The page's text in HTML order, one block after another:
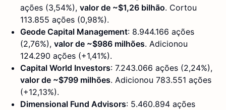
ações (3,54%), valor de ~$1,26 bilhão. Cortou
113.855 ações (0,98%).
Geode Capital Management: 8.944.166 ações
(2,76%), valor de ~$986 milhões. Adicionou
124.290 ações (+1,41%).
Capital World Investors: 7.243.066 ações (2,24%),
valor de ~$799 milhões. Adicionou 783.551 ações
(+12,13%).
Dimensional Fund Advisors: 5.460.894 ações